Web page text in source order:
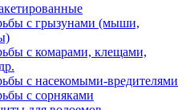
с грызунами (мыши,
с комарами, клещами,
с насекомыми-вредителями
с сорняками